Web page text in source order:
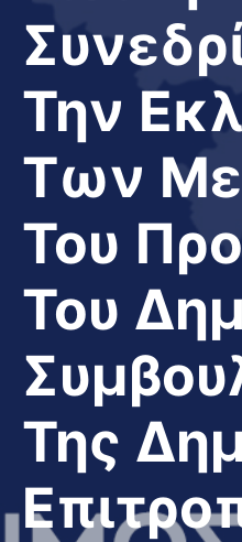
Μας
Την
Των
Του
Του
Της